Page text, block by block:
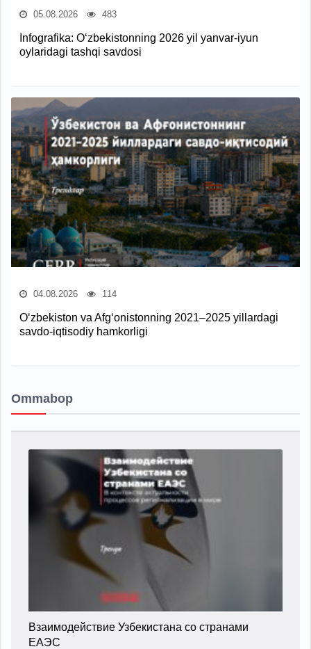
05.08.2026 483
Infografika: O‘zbekistonning 2026 yil yanvar-iyun
oylaridagi tashqi savdosi
04.08.2026 114
O‘zbekiston va Afg‘onistonning 2021–2025 yillardagi
savdo-iqtisodiy hamkorligi
Ommabop
Взаимодействие Узбекистана со странами
ЕАЭС